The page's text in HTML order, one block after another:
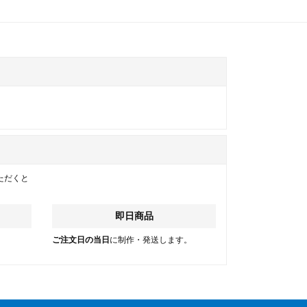
だくと
即日商品
ご注文日の当日 に制作・発送します。